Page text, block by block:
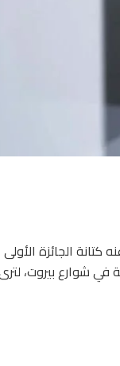
الجائزة
برازيلية في شوارع بيروت،